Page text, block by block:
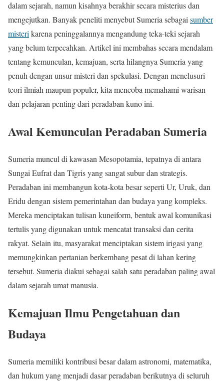
dalam sejarah, namun kisahnya berakhir secara misterius dan
mengejutkan. Banyak peneliti menyebut Sumeria sebagai sumber
misteri karena peninggalannya mengandung teka-teki sejarah
yang belum terpecahkan. Artikel ini membahas secara mendalam
tentang kemunculan, kemajuan, serta hilangnya Sumeria yang
penuh dengan unsur misteri dan spekulasi. Dengan menelusuri
teori ilmiah maupun populer, kita mencoba memahami warisan
dan pelajaran penting dari peradaban kuno ini.
Awal Kemunculan Peradaban Sumeria
Sumeria muncul di kawasan Mesopotamia, tepatnya di antara
Sungai Eufrat dan Tigris yang sangat subur dan strategis.
Peradaban ini membangun kota-kota besar seperti Ur, Uruk, dan
Eridu dengan sistem pemerintahan dan budaya yang kompleks.
Mereka menciptakan tulisan kuneiform, bentuk awal komunikasi
tertulis yang digunakan untuk mencatat transaksi dan cerita
rakyat. Selain itu, masyarakat menciptakan sistem irigasi yang
memungkinkan pertanian berkembang pesat di lahan kering
tersebut. Sumeria diakui sebagai salah satu peradaban paling awal
dalam sejarah umat manusia.
Kemajuan Ilmu Pengetahuan dan
Budaya
Sumeria memiliki kontribusi besar dalam astronomi, matematika,
dan hukum yang menjadi dasar peradaban berikutnya di seluruh